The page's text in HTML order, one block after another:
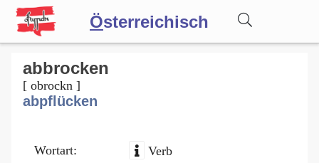
Österreichisch
Wörterbuch
Forum
Blog
abbrocken
[ obrockn ]
abpflücken
Wortart:
Verb